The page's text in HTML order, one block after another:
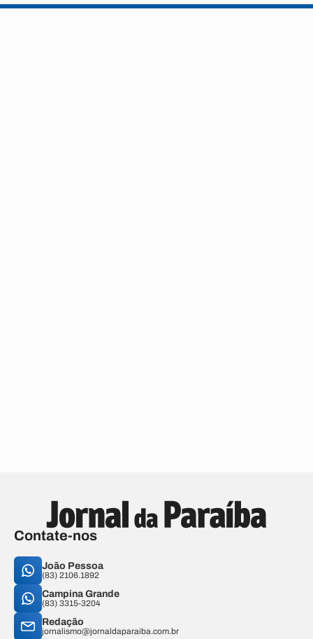
Contate-nos
João Pessoa
(83) 2106.1892
Campina Grande
(83) 3315-3204
Redação
jornalismo@jornaldaparaiba.com.br